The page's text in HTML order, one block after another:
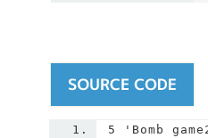
5
'Bomb